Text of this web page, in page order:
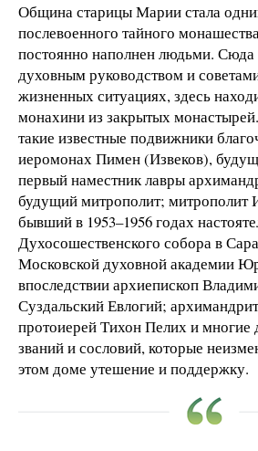
Община старицы Марии стала
послевоенного тайного
постоянно наполнен людьми. Сюда
духовным руководством и
жизненных ситуациях, здесь
монахини из закрытых
такие известные подвижники
иеромонах Пимен (Извеков),
первый наместник лавры
будущий митрополит; митрополит
бывший в 1953–1956 годах
Духосошественского собора в
Московской духовной академии
впоследствии архиепископ
Суздальский Евлогий;
протоиерей Тихон Пелих и многие
званий и сословий, которые
этом доме утешение и поддержку.